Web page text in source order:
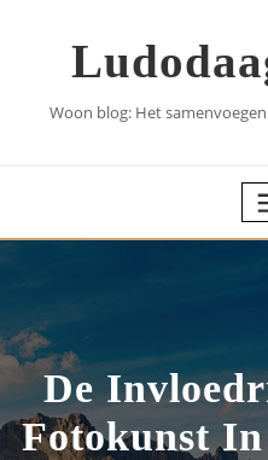
Woon blog: Het
De
Fotokunst In